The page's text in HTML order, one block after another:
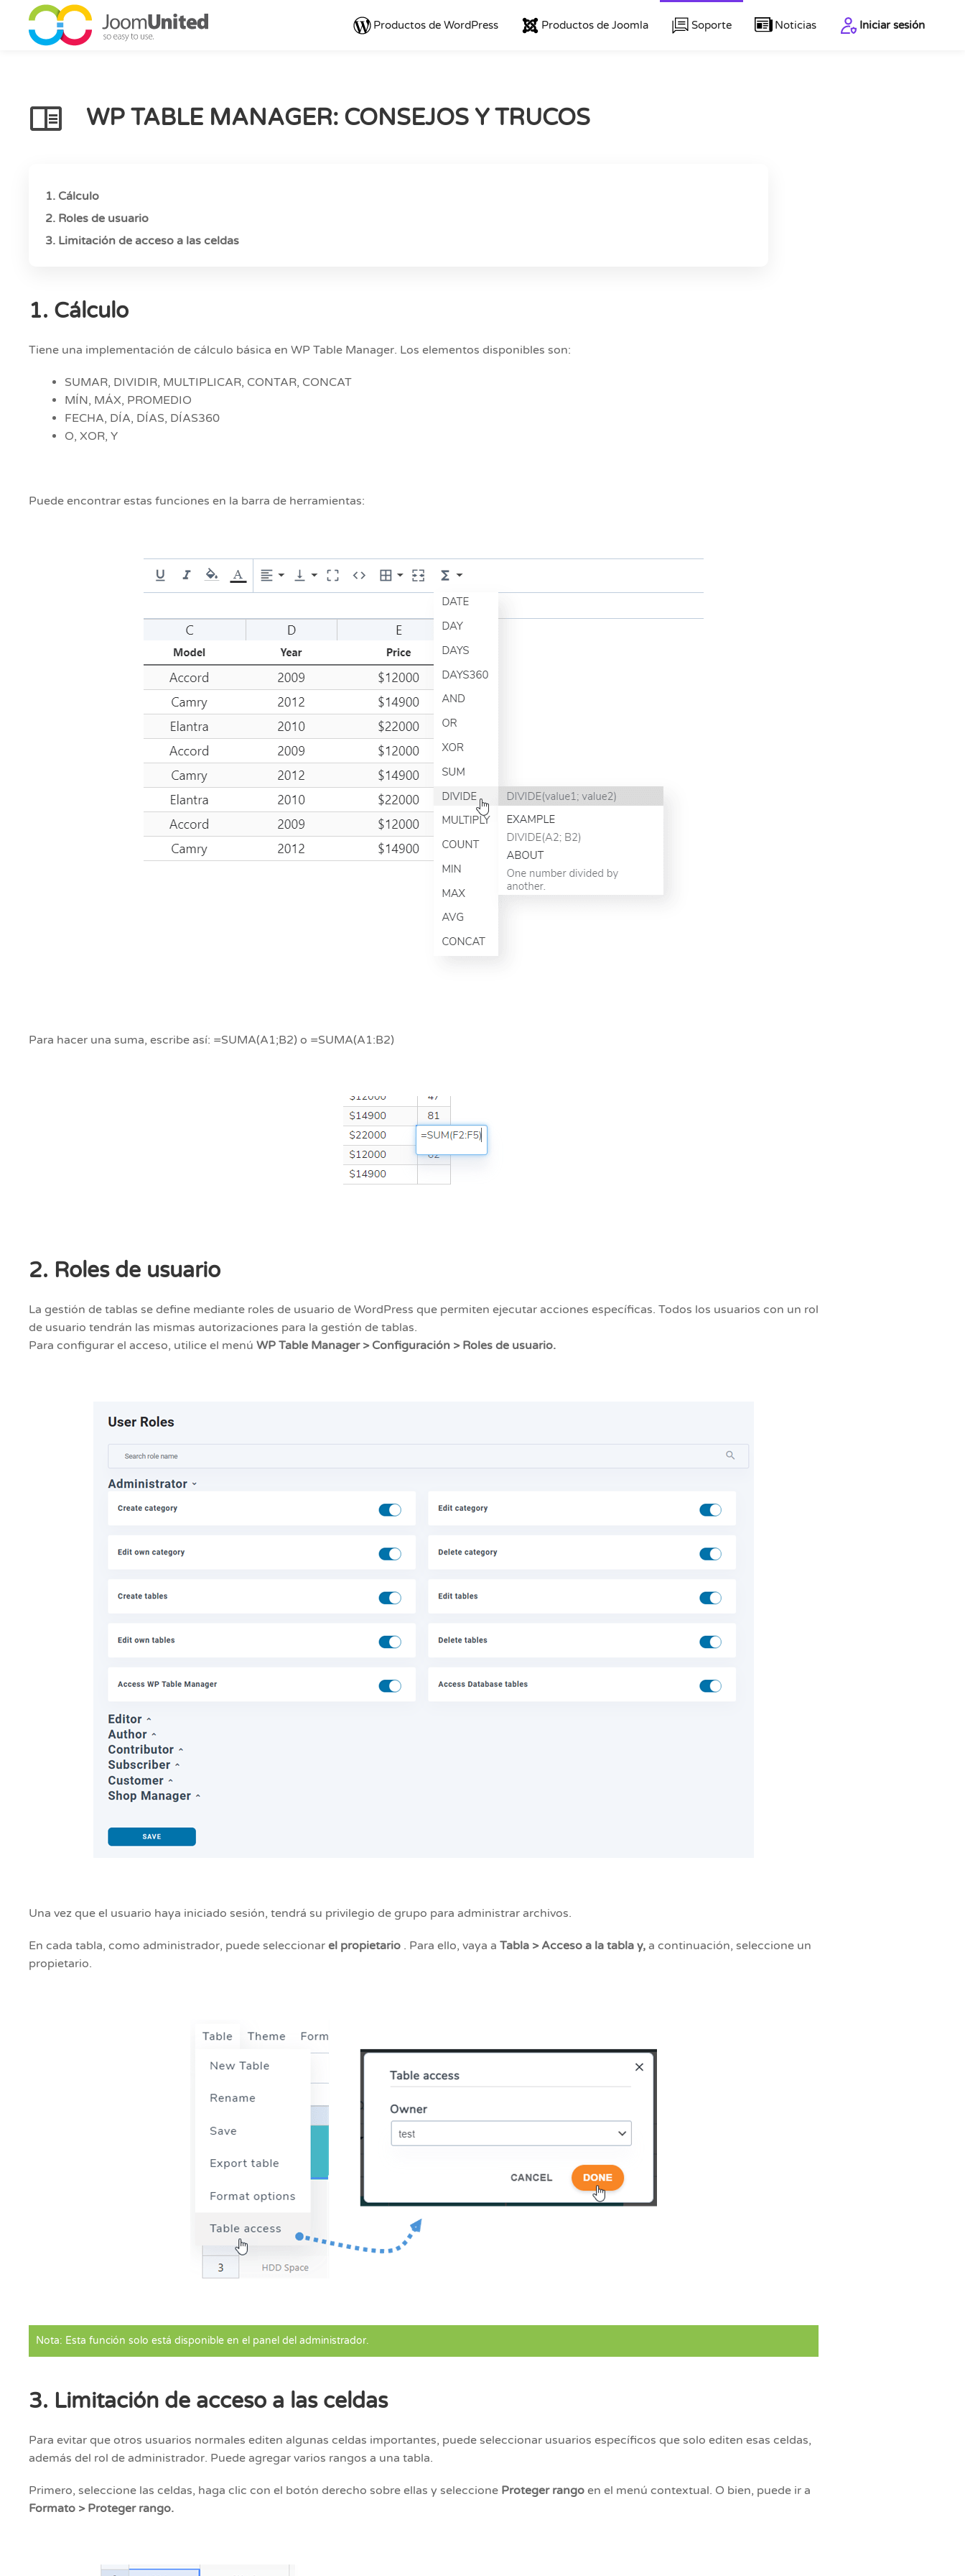
Saltar al contenido principal
Productos de WordPress Productos de Joomla Soporte Noticias Iniciar sesión
WP TABLE MANAGER: CONSEJOS Y TRUCOS
1. Cálculo
2. Roles de usuario
3. Limitación de acceso a las celdas
1. Cálculo
Tiene una implementación de cálculo básica en WP Table Manager. Los elementos disponibles son:
SUMAR, DIVIDIR, MULTIPLICAR, CONTAR, CONCAT
MÍN, MÁX, PROMEDIO
FECHA, DÍA, DÍAS, DÍAS360
O, XOR, Y
Puede encontrar estas funciones en la barra de herramientas:
Para hacer una suma, escribe así: =SUMA(A1;B2) o =SUMA(A1:B2)
2. Roles de usuario
La gestión de tablas se define mediante roles de usuario de WordPress que permiten ejecutar acciones específicas. Todos los usuarios con un rol
de usuario tendrán las mismas autorizaciones para la gestión de tablas.
Para configurar el acceso, utilice el menú WP Table Manager > Configuración > Roles de usuario.
Una vez que el usuario haya iniciado sesión, tendrá su privilegio de grupo para administrar archivos.
En cada tabla, como administrador, puede seleccionar el propietario . Para ello, vaya a Tabla > Acceso a la tabla y, a continuación, seleccione un
propietario.
Nota: Esta función solo está disponible en el panel del administrador.
3. Limitación de acceso a las celdas
Para evitar que otros usuarios normales editen algunas celdas importantes, puede seleccionar usuarios específicos que solo editen esas celdas,
además del rol de administrador. Puede agregar varios rangos a una tabla.
Primero, seleccione las celdas, haga clic con el botón derecho sobre ellas y seleccione Proteger rango en el menú contextual. O bien, puede ir a
Formato > Proteger rango.